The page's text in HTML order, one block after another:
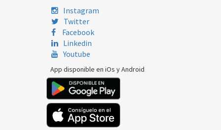
Instagram
Twitter
Facebook
Linkedin
Youtube
App disponible en iOs y Android